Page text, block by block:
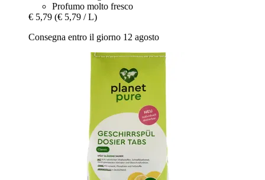
Profumo molto fresco
€ 5,79 (€ 5,79 / L)
Consegna entro il giorno 12 agosto